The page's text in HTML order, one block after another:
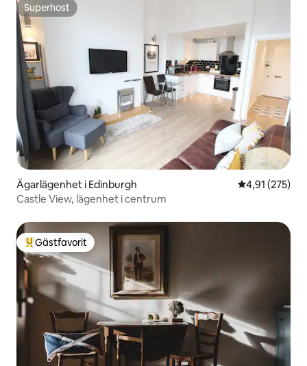
Superhost
Superhost
Ägarlägenhet i Edinburgh 4,91 av 5 i
4,91 (275)
Castle View, lägenhet i centrum
Populär gästfavorit
Gästfavorit